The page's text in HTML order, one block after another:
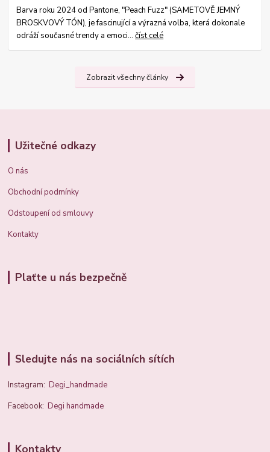
Barva roku 2024 od Pantone, "Peach Fuzz" (SAMETOVĚ JEMNÝ
BROSKVOVÝ TÓN), je fascinující a výrazná volba, která dokonale
odráží současné trendy a emoci...číst celé
Zobrazit všechny články
Užitečné odkazy
O nás
Obchodní podmínky
Odstoupení od smlouvy
Kontakty
Plaťte u nás bezpečně
Sledujte nás na sociálních sítích
Instagram:Degi_handmade
Facebook:Degi handmade
Kontakty